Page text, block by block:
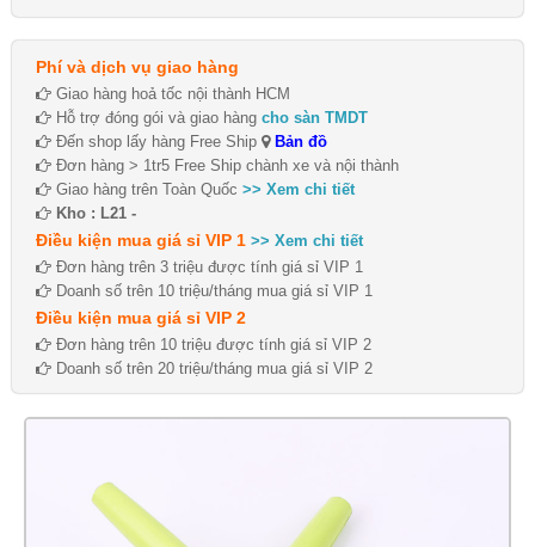
Phí và dịch vụ giao hàng
Giao hàng hoả tốc nội thành HCM
Hỗ trợ đóng gói và giao hàng cho sàn TMDT
Đến shop lấy hàng Free Ship
Bản đồ
Đơn hàng > 1tr5 Free Ship chành xe và nội thành
Giao hàng trên Toàn Quốc >> Xem chi tiết
Kho : L21 -
Điều kiện mua giá sỉ VIP 1 >> Xem chi tiết
Đơn hàng trên 3 triệu được tính giá sỉ VIP 1
Doanh số trên 10 triệu/tháng mua giá sỉ VIP 1
Điều kiện mua giá sỉ VIP 2
Đơn hàng trên 10 triệu được tính giá sỉ VIP 2
Doanh số trên 20 triệu/tháng mua giá sỉ VIP 2